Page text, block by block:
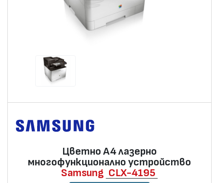
Цветно А4 лазернo
многофункционално устройство
Samsung CLX-4195